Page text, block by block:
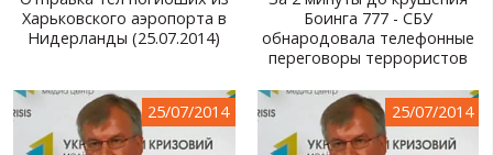
Харьковского аэропорта в
Нидерланды (25.07.2014)
Боинга 777 - СБУ
обнародовала телефонные
переговоры террористов
25/07/2014 25/07/2014